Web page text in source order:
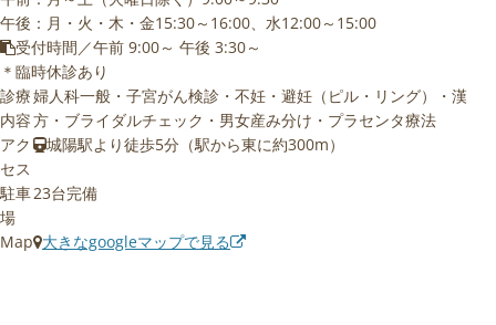
午後：月・火・木・金15:30～16:00、水12:00～15:00
受付時間／午前 9:00～ 午後 3:30～
＊臨時休診あり
診療
内容
婦人科一般・子宮がん検診・不妊・避妊（ピル・リング）・漢
方・ブライダルチェック・男女産み分け・プラセンタ療法
アク
セス
城陽駅より徒歩5分（駅から東に約300m）
駐車
場
23台完備
Map 大きなgoogleマップで見る